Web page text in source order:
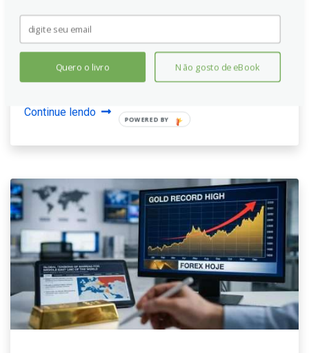
Indonésia adotará postura mais restritiva em reunião
próxima. Destacam fraqueza recente da Rupiah,
intervenções cambiais e diferenciais de juros com os
EUA. Antecipam aumento de 25 pontos base na taxa
de política esta semana.
Continue lendo
Quero o livro Não gosto de eBook
POWERED